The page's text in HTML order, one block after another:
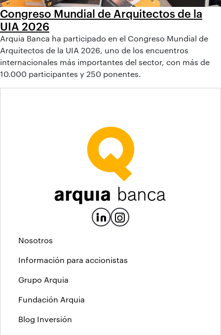
Congreso Mundial de Arquitectos de la
UIA 2026
Arquia Banca ha participado en el Congreso Mundial de
Arquitectos de la UIA 2026, uno de los encuentros
internacionales más importantes del sector, con más de
10.000 participantes y 250 ponentes.
Nosotros
Información para accionistas
Grupo Arquia
Fundación Arquia
Blog Inversión